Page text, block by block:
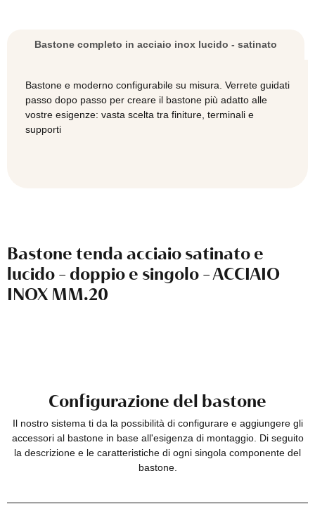
ACCIAIO
MM.20
Bastone completo in acciaio inox lucido - satinato
Bastone e moderno configurabile su misura. Verrete guidati
passo dopo passo per creare il bastone più adatto alle
vostre esigenze: vasta scelta tra finiture, terminali e
supporti
Bastone tenda acciaio satinato e
lucido - doppio e singolo - ACCIAIO
INOX MM.20
Configurazione del bastone
Il nostro sistema ti da la possibilità di configurare e aggiungere gli
accessori al bastone in base all'esigenza di montaggio. Di seguito
la descrizione e le caratteristiche di ogni singola componente del
bastone.